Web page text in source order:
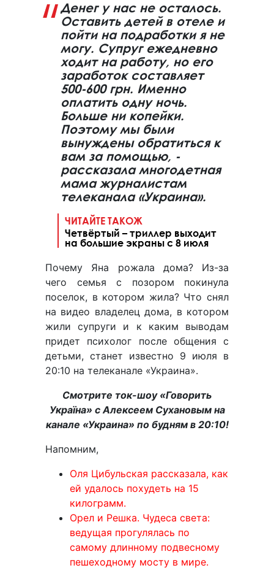
Денег у нас не осталось.
Оставить детей в отеле и
пойти на подработки я не
могу. Супруг ежедневно
ходит на работу, но его
заработок составляет
500-600 грн. Именно
оплатить одну ночь.
Больше ни копейки.
Поэтому мы были
вынуждены обратиться к
вам за помощью, -
рассказала многодетная
мама журналистам
телеканала «Украина».
ЧИТАЙТЕ ТАКОЖ
Четвёртый – триллер выходит
на большие экраны с 8 июля
Почему Яна рожала дома? Из-за
чего семья с позором покинула
поселок, в котором жила? Что снял
на видео владелец дома, в котором
жили супруги и к каким выводам
придет психолог после общения с
детьми, станет известно 9 июля в
20:10 на телеканале «Украина».
Смотрите ток-шоу «Говорить
Україна» с Алексеем Сухановым на
канале «Украина» по будням в 20:10!
Напомним,
Оля Цибульская рассказала, как
ей удалось похудеть на 15
килограмм.
Орел и Решка. Чудеса света:
ведущая прогулялась по
самому длинному подвесному
пешеходному мосту в мире.